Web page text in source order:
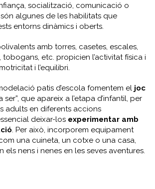
socialització, comunicació o
algunes de les habilitats que
entorns dinàmics i oberts.
amb torres, casetes, escales,
tobogans, etc. propicien l’activitat física i
i l’equilibri.
patis d’escola fomentem el joc
ser”, que apareix a l’etapa d’infantil, per
adults en diferents accions
deixar-los experimentar amb
. Per això, incorporem equipament
una cuineta, un cotxe o una casa,
els nens i nenes en les seves aventures.